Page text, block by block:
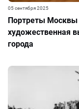
Портреты Москвы
художественная
города
05 сентября 2025